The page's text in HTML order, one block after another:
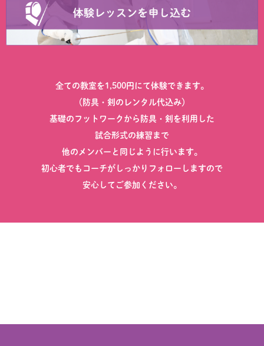
全ての教室を1,500円にて体験できます。
（防具・剣のレンタル代込み）
基礎のフットワークから防具・剣を利用した
試合形式の練習まで
他のメンバーと同じように行います。
初心者でもコーチがしっかりフォローしますので
安心してご参加ください。